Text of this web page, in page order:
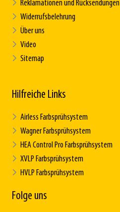
Reklamationen und Rücksendungen
Widerrufsbelehrung
Über uns
Video
Sitemap
Hilfreiche Links
Airless Farbsprühsystem
Wagner Farbsprühsystem
HEA Control Pro Farbsprühsystem
XVLP Farbsprühsystem
HVLP Farbsprühsystem
Folge uns